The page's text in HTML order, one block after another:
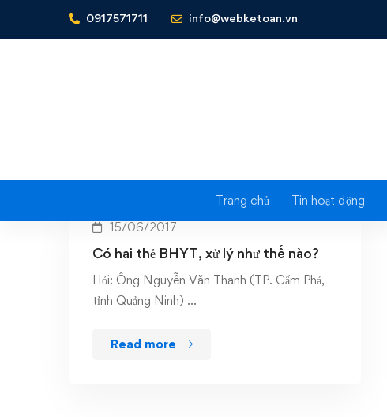
0917571711 info@webketoan.vn
Trang chủ Tin hoạt động
Home Hoàn trả tiền BHYT
15/06/2017
Có hai thẻ BHYT, xử lý như thế nào?
Hỏi: Ông Nguyễn Văn Thanh (TP. Cẩm Phả,
tỉnh Quảng Ninh) …
Read more